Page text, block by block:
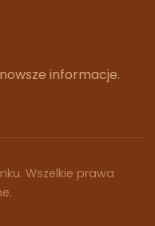
informacje.
Wszelkie prawa